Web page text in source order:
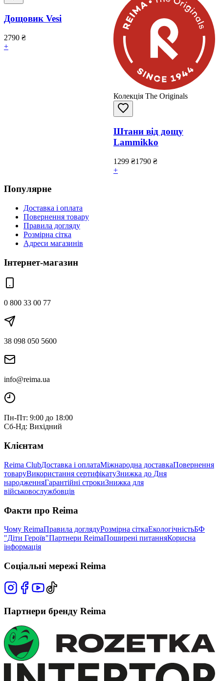
Дощовик Vesi
2790 ₴
+
Колекція The Originals
Штани від дощу
Lammikko
1299 ₴1790 ₴
+
Популярне
Доставка і оплата
Повернення товару
Правила догляду
Розмірна сітка
Адреси магазинів
Інтернет-магазин
0 800 33 00 77
38 098 050 5600
info@reima.ua
Пн-Пт: 9:00 до 18:00
Сб-Нд: Вихідний
Клієнтам
Reima ClubДоставка і оплатаМіжнародна доставкаПовернення
товаруВикористання сертифікатуЗнижка до Дня
народженняГарантійні строкиЗнижка для
військовослужбовців
Факти про Reima
Чому ReimaПравила доглядуРозмірна сіткаЕкологічністьБФ
"Діти Героїв"Партнери ReimaПоширені питанняКорисна
інформація
Соціальні мережі Reima
Партнери бренду Reima